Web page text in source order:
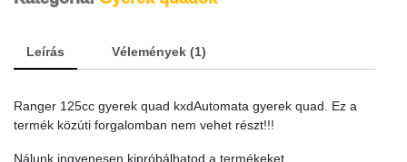
125cc
Leírás Vélemények (1)
Ranger 125cc gyerek quad kxdAutomata gyerek quad. Ez a
termék közúti forgalomban nem vehet részt!!!
Nálunk ingyenesen kipróbálhatod a termékeket.